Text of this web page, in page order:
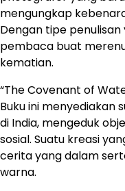
mengungkap
Dengan tipe
pembaca buat
kematian.
“The Covenant of
Buku ini menyediakan
di India, mengeduk
sosial. Suatu kreasi
cerita yang dalam
warna.